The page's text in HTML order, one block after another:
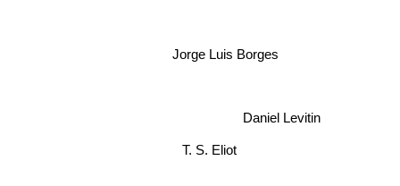
Jorge Luis Borges
T. S. Eliot
Daniel Levitin